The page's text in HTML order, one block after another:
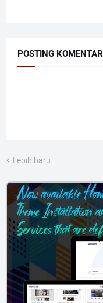
POSTING KOMENTAR
Lebih baru